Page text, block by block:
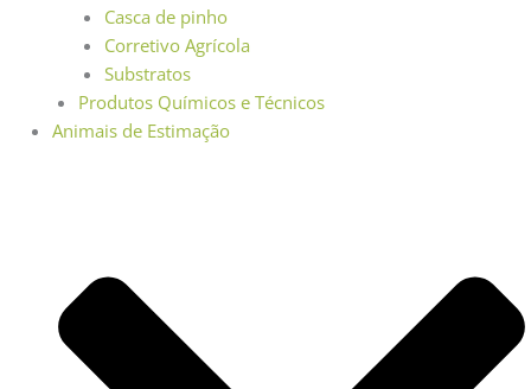
Casca de pinho
Corretivo Agrícola
Substratos
Produtos Químicos e Técnicos
Animais de Estimação